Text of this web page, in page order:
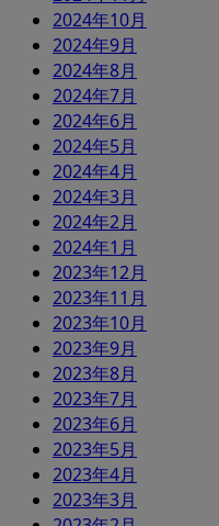
2024年10月
2024年9月
2024年8月
2024年7月
2024年6月
2024年5月
2024年4月
2024年3月
2024年2月
2024年1月
2023年12月
2023年11月
2023年10月
2023年9月
2023年8月
2023年7月
2023年6月
2023年5月
2023年4月
2023年3月